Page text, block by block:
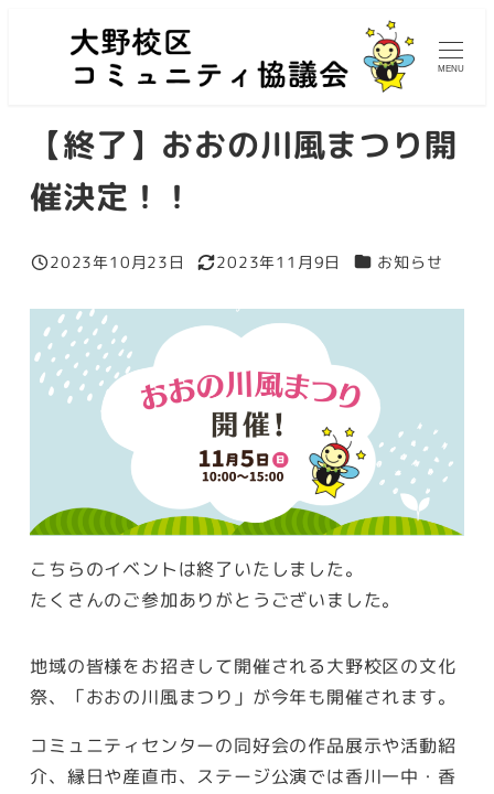
MENU
【終了】おおの川風まつり開
催決定！！
投稿日
2023年10月23日
更新日
2023年11月9日 カテゴリー
お知らせ
こちらのイベントは終了いたしました。
たくさんのご参加ありがとうございました。
地域の皆様をお招きして開催される大野校区の文化
祭、「おおの川風まつり」が今年も開催されます。
コミュニティセンターの同好会の作品展示や活動紹
介、縁日や産直市、ステージ公演では香川一中・香